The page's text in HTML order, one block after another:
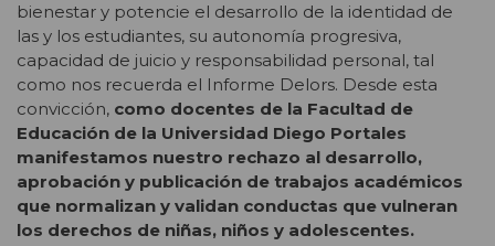
bienestar y potencie el desarrollo de la identidad de
las y los estudiantes, su autonomía progresiva,
capacidad de juicio y responsabilidad personal, tal
como nos recuerda el Informe Delors. Desde esta
convicción, como docentes de la Facultad de
Educación de la Universidad Diego Portales
manifestamos nuestro rechazo al desarrollo,
aprobación y publicación de trabajos académicos
que normalizan y validan conductas que vulneran
los derechos de niñas, niños y adolescentes.